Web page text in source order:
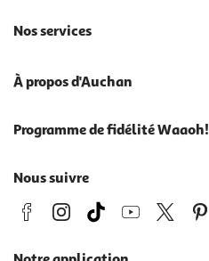
Nos services
À propos d'Auchan
Programme de fidélité Waaoh!
Nous suivre